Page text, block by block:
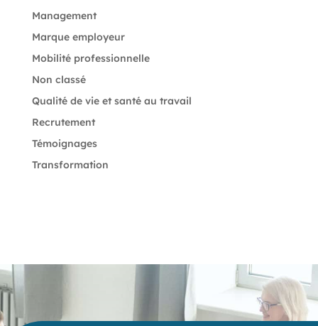
Management
Marque employeur
Mobilité professionnelle
Non classé
Qualité de vie et santé au travail
Recrutement
Témoignages
Transformation